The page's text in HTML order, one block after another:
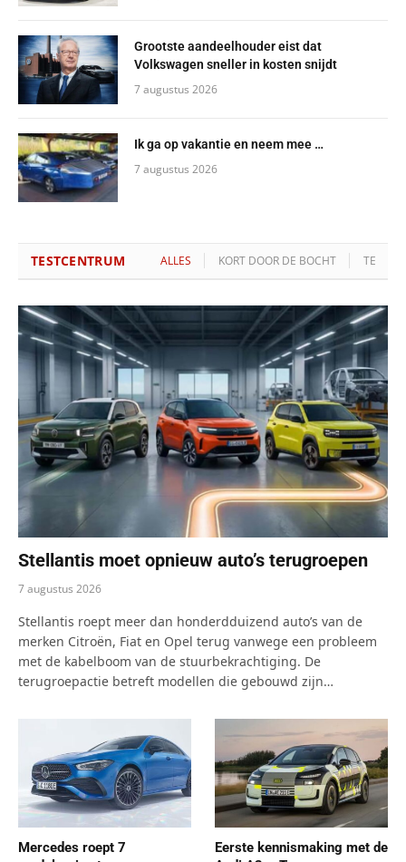
Grootste aandeelhouder eist dat
Volkswagen sneller in kosten snijdt
7 augustus 2026
Ik ga op vakantie en neem mee …
7 augustus 2026
TESTCENTRUM ALLES KORT DOOR DE BOCHT
Stellantis moet opnieuw auto’s terugroepen
7 augustus 2026
Stellantis roept meer dan honderdduizend auto’s van de
merken Citroën, Fiat en Opel terug vanwege een probleem
met de kabelboom van de stuurbekrachtiging. De
terugroepactie betreft modellen die gebouwd zijn…
Mercedes roept 7
Eerste kennismaking met de